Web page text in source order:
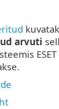
arvuti
ESET